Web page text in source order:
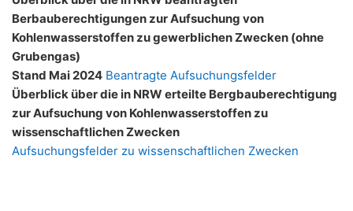
Berbauberechtigungen zur Aufsuchung von
Kohlenwasserstoffen zu gewerblichen Zwecken (ohne
Grubengas)
Stand Mai 2024 Beantragte Aufsuchungsfelder
Überblick über die in NRW erteilte Bergbauberechtigung
zur Aufsuchung von Kohlenwasserstoffen zu
wissenschaftlichen Zwecken
Aufsuchungsfelder zu wissenschaftlichen Zwecken